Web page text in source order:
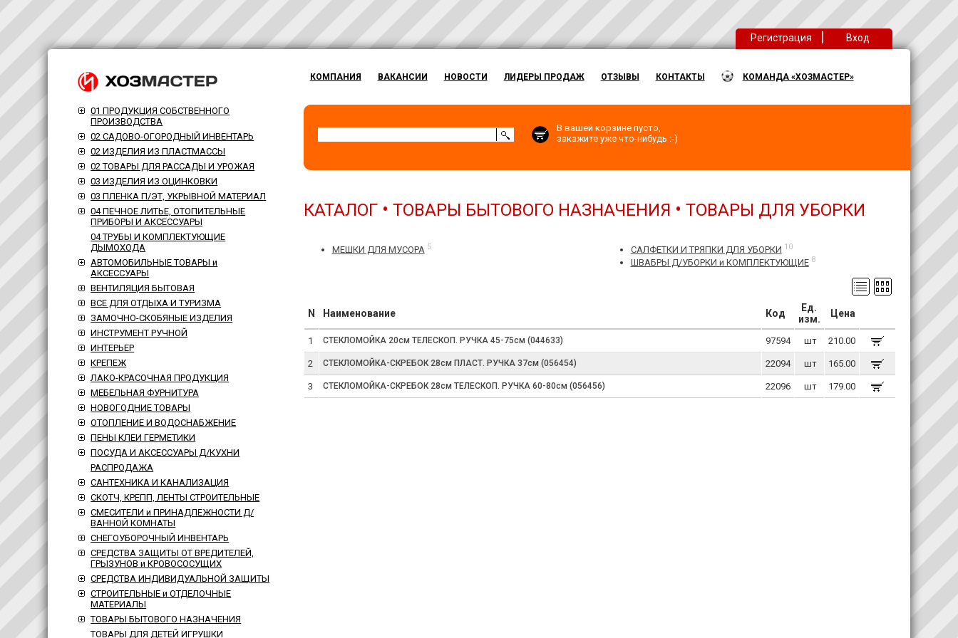
Регистрация | Вход
01 ПРОДУКЦИЯ СОБСТВЕННОГО
ПРОИЗВОДСТВА
02 САДОВО-ОГОРОДНЫЙ ИНВЕНТАРЬ
02 ИЗДЕЛИЯ ИЗ ПЛАСТМАССЫ
02 ТОВАРЫ ДЛЯ РАССАДЫ И УРОЖАЯ
03 ИЗДЕЛИЯ ИЗ ОЦИНКОВКИ
03 ПЛЕНКА П/ЭТ, УКРЫВНОЙ МАТЕРИАЛ
04 ПЕЧНОЕ ЛИТЬЕ, ОТОПИТЕЛЬНЫЕ
ПРИБОРЫ И АКСЕССУАРЫ
04 ТРУБЫ И КОМПЛЕКТУЮЩИЕ
ДЫМОХОДА
АВТОМОБИЛЬНЫЕ ТОВАРЫ и
АКСЕССУАРЫ
ВЕНТИЛЯЦИЯ БЫТОВАЯ
ВСЕ ДЛЯ ОТДЫХА И ТУРИЗМА
ЗАМОЧНО-СКОБЯНЫЕ ИЗДЕЛИЯ
ИНСТРУМЕНТ РУЧНОЙ
ИНТЕРЬЕР
КРЕПЕЖ
ЛАКО-КРАСОЧНАЯ ПРОДУКЦИЯ
МЕБЕЛЬНАЯ ФУРНИТУРА
НОВОГОДНИЕ ТОВАРЫ
ОТОПЛЕНИЕ И ВОДОСНАБЖЕНИЕ
ПЕНЫ КЛЕИ ГЕРМЕТИКИ
ПОСУДА И АКСЕССУАРЫ Д/КУХНИ
РАСПРОДАЖА
САНТЕХНИКА И КАНАЛИЗАЦИЯ
СКОТЧ, КРЕПП, ЛЕНТЫ СТРОИТЕЛЬНЫЕ
СМЕСИТЕЛИ и ПРИНАДЛЕЖНОСТИ Д/
ВАННОЙ КОМНАТЫ
СНЕГОУБОРОЧНЫЙ ИНВЕНТАРЬ
СРЕДСТВА ЗАЩИТЫ ОТ ВРЕДИТЕЛЕЙ,
ГРЫЗУНОВ и КРОВОСОСУЩИХ
СРЕДСТВА ИНДИВИДУАЛЬНОЙ ЗАЩИТЫ
СТРОИТЕЛЬНЫЕ и ОТДЕЛОЧНЫЕ
МАТЕРИАЛЫ
ТОВАРЫ БЫТОВОГО НАЗНАЧЕНИЯ
ТОВАРЫ ДЛЯ ДЕТЕЙ ИГРУШКИ
КОМПАНИЯ ВАКАНСИИ НОВОСТИ ЛИДЕРЫ ПРОДАЖ ОТЗЫВЫ КОНТАКТЫ КОМАНДА «ХОЗМАСТЕР»
В вашей корзине пусто,
закажите уже что-нибудь :-)
КАТАЛОГ• ТОВАРЫ БЫТОВОГО НАЗНАЧЕНИЯ • ТОВАРЫ ДЛЯ УБОРКИ
МЕШКИ ДЛЯ МУСОРА 5 САЛФЕТКИ И ТРЯПКИ ДЛЯ УБОРКИ 10
ШВАБРЫ Д/УБОРКИ и КОМПЛЕКТУЮЩИЕ 8
N Наименование Код
Ед.
изм.
Цена
1 СТЕКЛОМОЙКА 20см ТЕЛЕСКОП. РУЧКА 45-75см (044633) 97594 шт 210.00
2 СТЕКЛОМОЙКА-СКРЕБОК 28см ПЛАСТ. РУЧКА 37см (056454) 22094 шт 165.00
3 СТЕКЛОМОЙКА-СКРЕБОК 28см ТЕЛЕСКОП. РУЧКА 60-80см (056456) 22096 шт 179.00